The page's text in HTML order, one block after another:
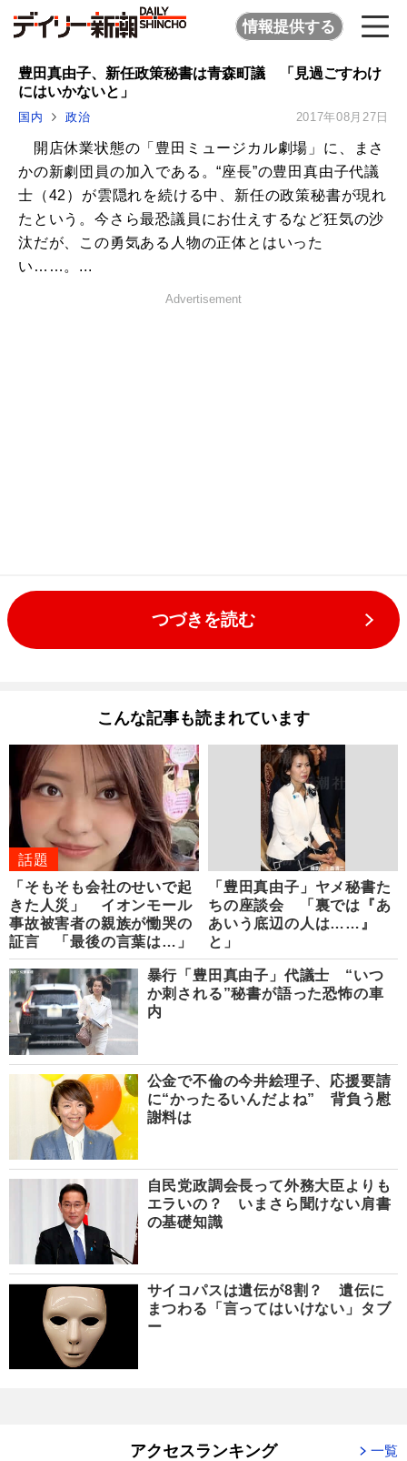
情報提供する
豊田真由子、新任政策秘書は青森町議 「見過ごすわけ
にはいかないと」
国内 政治 2017年08月27日
開店休業状態の「豊田ミュージカル劇場」に、まさ
かの新劇団員の加入である。“座長”の豊田真由子代議
士（42）が雲隠れを続ける中、新任の政策秘書が現れ
たという。今さら最恐議員にお仕えするなど狂気の沙
汰だが、この勇気ある人物の正体とはいった
い……。...
Advertisement
つづきを読む
こんな記事も読まれています
話題
「そもそも会社のせいで起
きた人災」 イオンモール
事故被害者の親族が慟哭の
証言 「最後の言葉は…」
「豊田真由子」ヤメ秘書た
ちの座談会 「裏では『あ
あいう底辺の人は……』
と」
暴行「豊田真由子」代議士 “いつ
か刺される”秘書が語った恐怖の車
内
公金で不倫の今井絵理子、応援要請
に“かったるいんだよね” 背負う慰
謝料は
自民党政調会長って外務大臣よりも
エラいの？ いまさら聞けない肩書
の基礎知識
サイコパスは遺伝が8割？ 遺伝に
まつわる「言ってはいけない」タブ
ー
アクセスランキング 一覧